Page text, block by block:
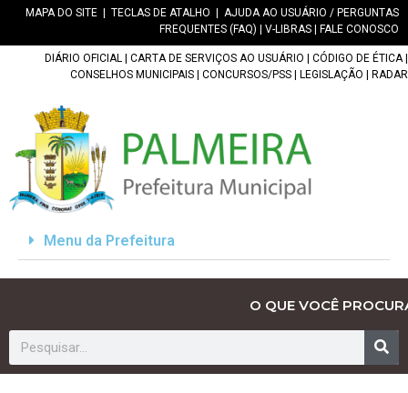
MAPA DO SITE TECLAS DE ATALHO
AJUDA AO USUÁRIO / PERGUNTAS
FREQUENTES (FAQ)
V-LIBRAS FALE CONOSCO
DIÁRIO OFICIAL CARTA DE SERVIÇOS AO USUÁRIO CÓDIGO DE ÉTICA|
CONSELHOS MUNICIPAIS
CONCURSOS/PSS LEGISLAÇÃO RADAR
Menu da Prefeitura
O QUE VOCÊ